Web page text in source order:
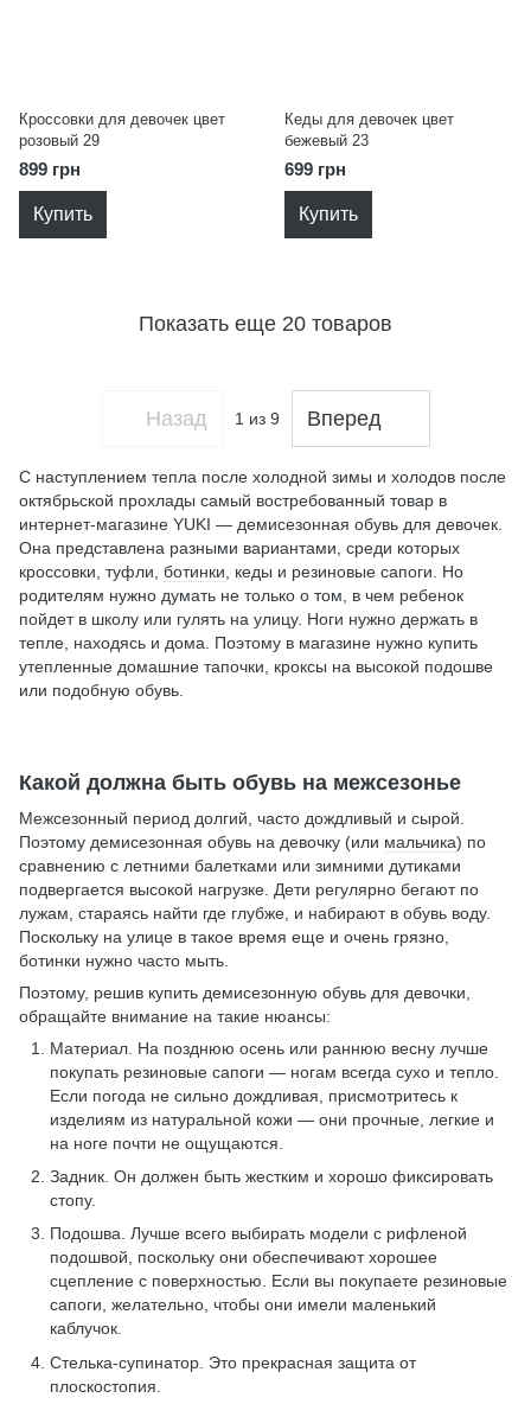
Кроссовки для девочек цвет
розовый 29
899 грн
Купить
Кеды для девочек цвет
бежевый 23
699 грн
Купить
Показать еще 20 товаров
Назад 1 из 9 Вперед
С наступлением тепла после холодной зимы и холодов после
октябрьской прохлады самый востребованный товар в
интернет-магазине YUKI — демисезонная обувь для девочек.
Она представлена разными вариантами, среди которых
кроссовки, туфли, ботинки , кеды и резиновые сапоги. Но
родителям нужно думать не только о том, в чем ребенок
пойдет в школу или гулять на улицу. Ноги нужно держать в
тепле, находясь и дома. Поэтому в магазине нужно купить
утепленные домашние тапочки, кроксы на высокой подошве
или подобную обувь.
Какой должна быть обувь на межсезонье
Межсезонный период долгий, часто дождливый и сырой.
Поэтому демисезонная обувь на девочку (или мальчика) по
сравнению с летними балетками или зимними дутиками
подвергается высокой нагрузке. Дети регулярно бегают по
лужам, стараясь найти где глубже, и набирают в обувь воду.
Поскольку на улице в такое время еще и очень грязно,
ботинки нужно часто мыть.
Поэтому, решив купить демисезонную обувь для девочки,
обращайте внимание на такие нюансы:
Материал. На позднюю осень или раннюю весну лучше
покупать резиновые сапоги — ногам всегда сухо и тепло.
Если погода не сильно дождливая, присмотритесь к
изделиям из натуральной кожи — они прочные, легкие и
на ноге почти не ощущаются.
Задник. Он должен быть жестким и хорошо фиксировать
стопу.
Подошва. Лучше всего выбирать модели с рифленой
подошвой, поскольку они обеспечивают хорошее
сцепление с поверхностью. Если вы покупаете резиновые
сапоги, желательно, чтобы они имели маленький
каблучок.
Стелька-супинатор. Это прекрасная защита от
плоскостопия.